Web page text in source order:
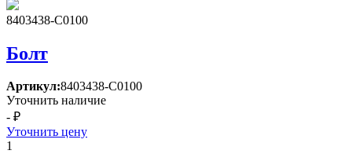
8403438-C0100
Болт
Артикул:8403438-C0100
Уточнить наличие
- ₽
Уточнить цену
1